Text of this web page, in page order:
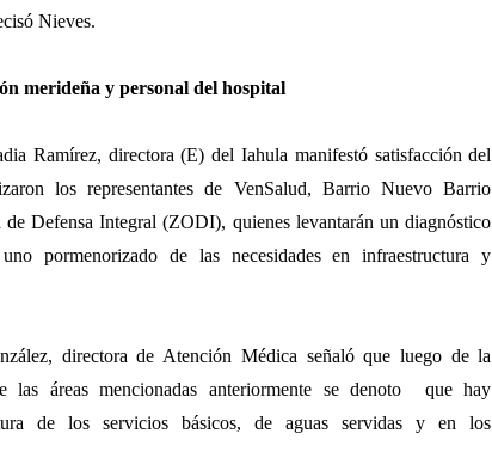
Nieves.
merideña y personal del hospital
Ramírez, directora (E) del Iahula manifestó satisfacción del
los representantes de VenSalud, Barrio Nuevo Barrio
Defensa Integral (ZODI), quienes levantarán un diagnóstico
pormenorizado de las necesidades en infraestructura y
directora de Atención Médica señaló que luego de la
las áreas mencionadas anteriormente se denoto que hay
de los servicios básicos, de aguas servidas y en los